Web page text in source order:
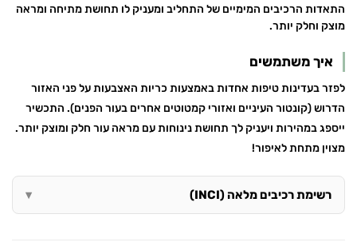
התאדות הרכיבים המימיים של התחליב ומעניק לו תחושת מתיחה ומראה
מוצק וחלק יותר.
איך משתמשים
לפזר בעדינות טיפות אחדות באמצעות כריות האצבעות על פני האזור
הדרוש (קונטור העיניים ואזורי קמטוטים אחרים בעור הפנים). התכשיר
ייספג במהירות ויעניק לך תחושת נינוחות עם מראה עור חלק ומוצק יותר.
מצוין מתחת לאיפור!
רשימת רכיבים מלאה (INCI)